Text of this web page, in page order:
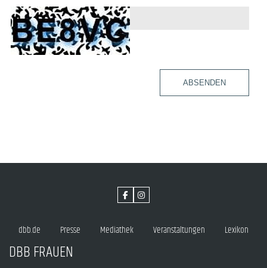
ABSENDEN
dbb.de Presse Mediathek Veranstaltungen Lexikon
DBB FRAUEN